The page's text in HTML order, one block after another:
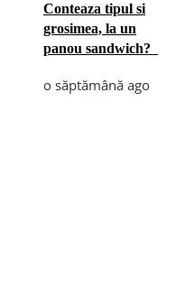
Conteaza tipul si
grosimea, la un
panou sandwich?
o săptămână ago